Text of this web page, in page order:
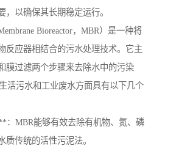
，以确保其长期稳定运行。
Bioreactor，MBR）是一种将
反应器相结合的污水处理技术。它主
膜过滤两个步骤来去除水中的污染
活污水和工业废水方面具有以下几个
：MBR能够有效去除有机物、氮、磷
质传统的活性污泥法。